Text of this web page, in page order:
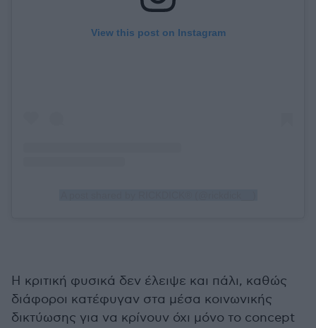
View this post on Instagram
Η κριτική φυσικά δεν έλειψε και πάλι, καθώς
διάφοροι κατέφυγαν στα μέσα κοινωνικής
δικτύωσης για να κρίνουν όχι μόνο το concept